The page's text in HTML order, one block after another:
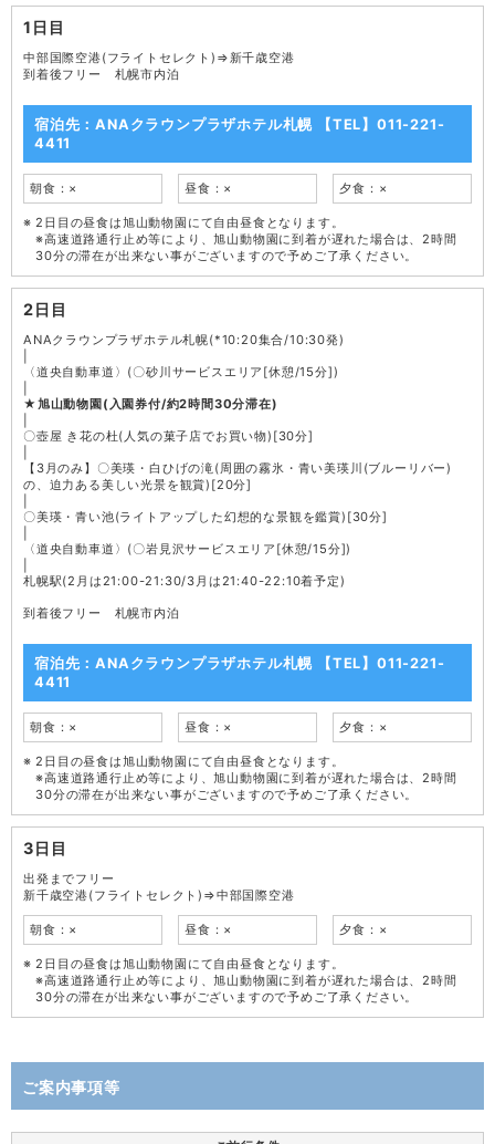
1日目
中部国際空港(フライトセレクト)⇒新千歳空港
到着後フリー 札幌市内泊
宿泊先：ANAクラウンプラザホテル札幌 【TEL】011-221-
4411
朝食：× 昼食：× 夕食：×
2日目の昼食は旭山動物園にて自由昼食となります。
※高速道路通行止め等により、旭山動物園に到着が遅れた場合は、2時間
30分の滞在が出来ない事がございますので予めご了承ください。
2日目
ANAクラウンプラザホテル札幌(*10:20集合/10:30発)
〈道央自動車道〉(〇砂川サービスエリア[休憩/15分])
★旭山動物園(入園券付/約2時間30分滞在)
〇壺屋 き花の杜(人気の菓子店でお買い物)[30分]
【3月のみ】〇美瑛・白ひげの滝(周囲の霧氷・青い美瑛川(ブルーリバー)
の、迫力ある美しい光景を観賞)[20分]
〇美瑛・青い池(ライトアップした幻想的な景観を鑑賞)[30分]
〈道央自動車道〉(〇岩見沢サービスエリア[休憩/15分])
札幌駅(2月は21:00-21:30/3月は21:40-22:10着予定)
到着後フリー 札幌市内泊
宿泊先：ANAクラウンプラザホテル札幌 【TEL】011-221-
4411
朝食：× 昼食：× 夕食：×
2日目の昼食は旭山動物園にて自由昼食となります。
※高速道路通行止め等により、旭山動物園に到着が遅れた場合は、2時間
30分の滞在が出来ない事がございますので予めご了承ください。
3日目
出発までフリー
新千歳空港(フライトセレクト)⇒中部国際空港
朝食：× 昼食：× 夕食：×
2日目の昼食は旭山動物園にて自由昼食となります。
※高速道路通行止め等により、旭山動物園に到着が遅れた場合は、2時間
30分の滞在が出来ない事がございますので予めご了承ください。
ご案内事項等